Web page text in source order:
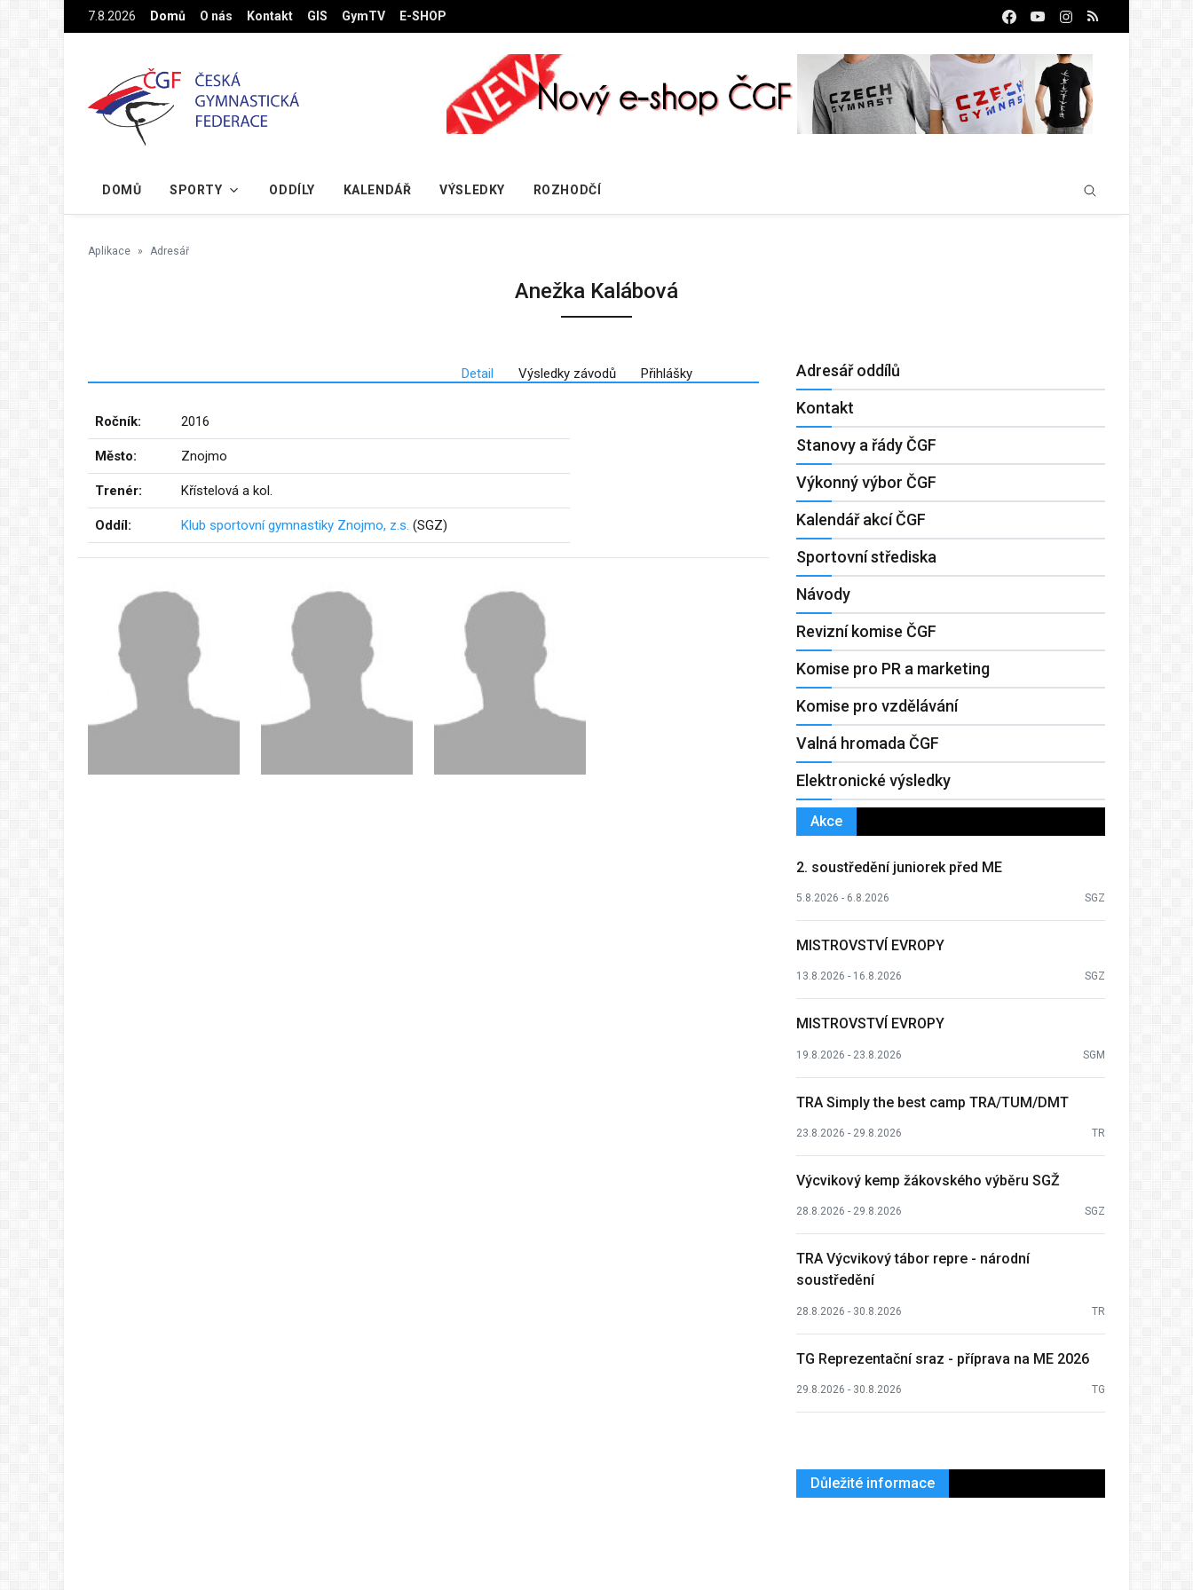
Na hlavní obsah7.8.2026 Domů O nás Kontakt GIS GymTV E-SHOP
DOMŮ SPORTY ODDÍLY KALENDÁŘ VÝSLEDKY ROZHODČÍ
Aplikace Adresář
Anežka Kalábová
Detail Výsledky závodů Přihlášky
Ročník: 2016
Město: Znojmo
Trenér: Křístelová a kol.
Oddíl: Klub sportovní gymnastiky Znojmo, z.s. (SGZ)
Adresář oddílů
Kontakt
Stanovy a řády ČGF
Výkonný výbor ČGF
Kalendář akcí ČGF
Sportovní střediska
Návody
Revizní komise ČGF
Komise pro PR a marketing
Komise pro vzdělávání
Valná hromada ČGF
Elektronické výsledky
Akce
2. soustředění juniorek před ME
5.8.2026 - 6.8.2026 SGZ
MISTROVSTVÍ EVROPY
13.8.2026 - 16.8.2026 SGZ
MISTROVSTVÍ EVROPY
19.8.2026 - 23.8.2026 SGM
TRA Simply the best camp TRA/TUM/DMT
23.8.2026 - 29.8.2026 TR
Výcvikový kemp žákovského výběru SGŽ
28.8.2026 - 29.8.2026 SGZ
TRA Výcvikový tábor repre - národní
soustředění
28.8.2026 - 30.8.2026 TR
TG Reprezentační sraz - příprava na ME 2026
29.8.2026 - 30.8.2026 TG
Důležité informace